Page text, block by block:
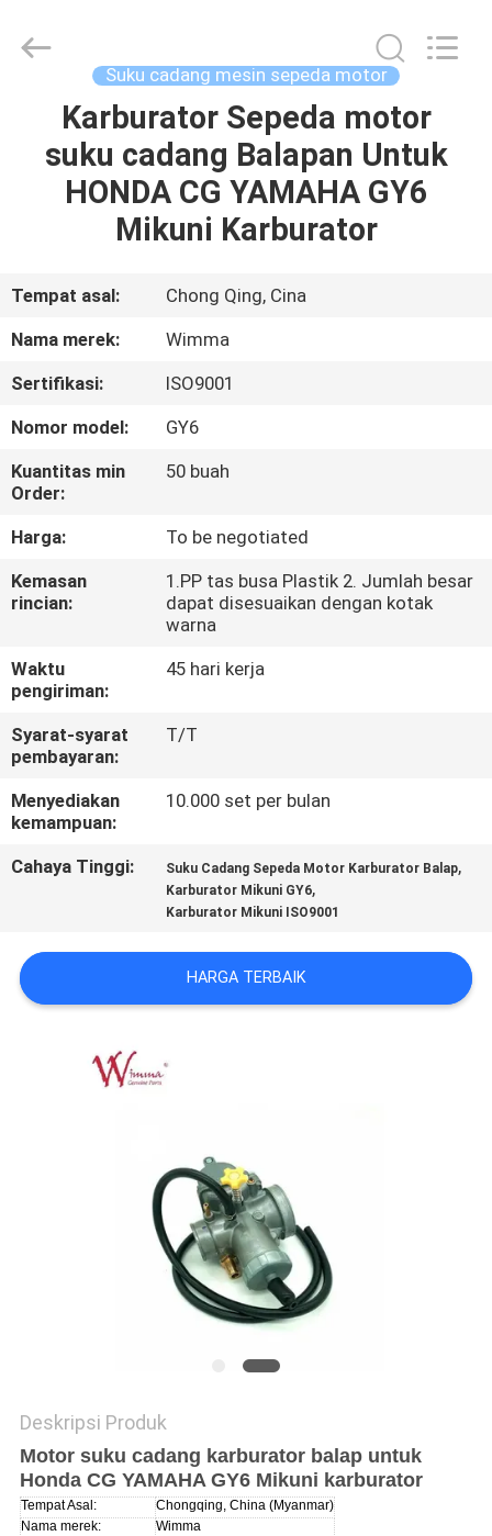
RUMAH
PRODUK
TENTANG
TUR
PABRIK
KONTROL
KUALITAS
MINTA
KUTIPAN
PETA
SITUS
PRIBADI
Spare
Parts
Suku cadang mesin sepeda motor
Karburator Sepeda motor
suku cadang Balapan Untuk
HONDA CG YAMAHA GY6
Mikuni Karburator
Tempat asal:
Chong Qing, Cina
Nama merek:
Wimma
Sertifikasi:
ISO9001
Nomor model:
GY6
Kuantitas min
Order:
50 buah
Harga:
To be negotiated
Kemasan
rincian:
1.PP tas busa Plastik 2. Jumlah besar
dapat disesuaikan dengan kotak
warna
Waktu
pengiriman:
45 hari kerja
Syarat-syarat
pembayaran:
T/T
Menyediakan
kemampuan:
10.000 set per bulan
Cahaya Tinggi: Suku Cadang Sepeda Motor Karburator Balap,
Karburator Mikuni GY6,
Karburator Mikuni ISO9001
HARGA TERBAIK
Deskripsi Produk
Motor suku cadang karburator balap untuk
Honda CG YAMAHA GY6 Mikuni karburator
Tempat Asal:
Chongqing, China (Myanmar)
Nama merek:
Wimma